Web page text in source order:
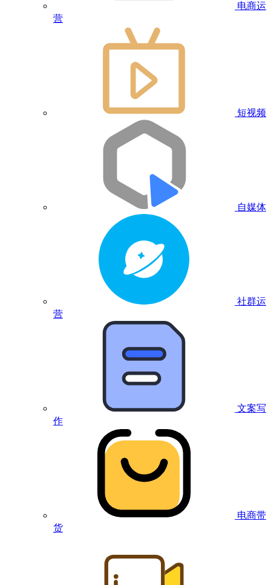
电商运
营
短视频
自媒体
社群运
营
文案写
作
电商带
货